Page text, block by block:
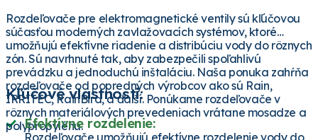
Rozdeľovače pre elektromagnetické ventily sú kľúčovou
súčasťou moderných zavlažovacích systémov, ktoré
umožňujú efektívne riadenie a distribúciu vody do rôznych
zón. Sú navrhnuté tak, aby zabezpečili spoľahlivú
prevádzku a jednoduchú inštaláciu. Naša ponuka zahŕňa
rozdeľovače od popredných výrobcov ako sú Rain,
IRRITEC, RainBird, a ďalší. Ponúkame rozdeľovače v
rôznych materiálových prevedeniach vrátane mosadze a
polypropylénu.
Kľúčové vlastnosti:
Efektívne rozdelenie:
Rozdeľovače umožňujú efektívne rozdelenie vody do